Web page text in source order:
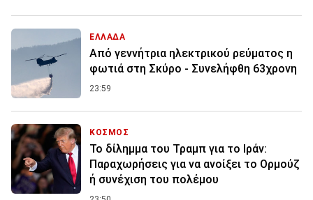
ΕΛΛΑΔΑ
Από γεννήτρια ηλεκτρικού ρεύματος η
φωτιά στη Σκύρο - Συνελήφθη 63χρονη
23:59
ΚΟΣΜΟΣ
Το δίλημμα του Τραμπ για το Ιράν:
Παραχωρήσεις για να ανοίξει το Ορμούζ
ή συνέχιση του πολέμου